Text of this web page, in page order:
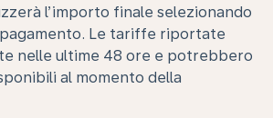
l’importo finale selezionando
pagamento. Le tariffe riportate
nelle ultime 48 ore e potrebbero
al momento della